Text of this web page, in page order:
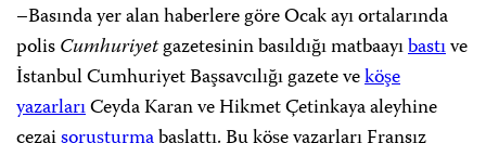
–Basında yer alan haberlere göre Ocak ayı ortalarında
polisCumhuriyetgazetesinin basıldığı matbaayıbastıve
İstanbul Cumhuriyet Başsavcılığı gazete veköşe
yazarlarıCeyda Karan ve Hikmet Çetinkaya aleyhine